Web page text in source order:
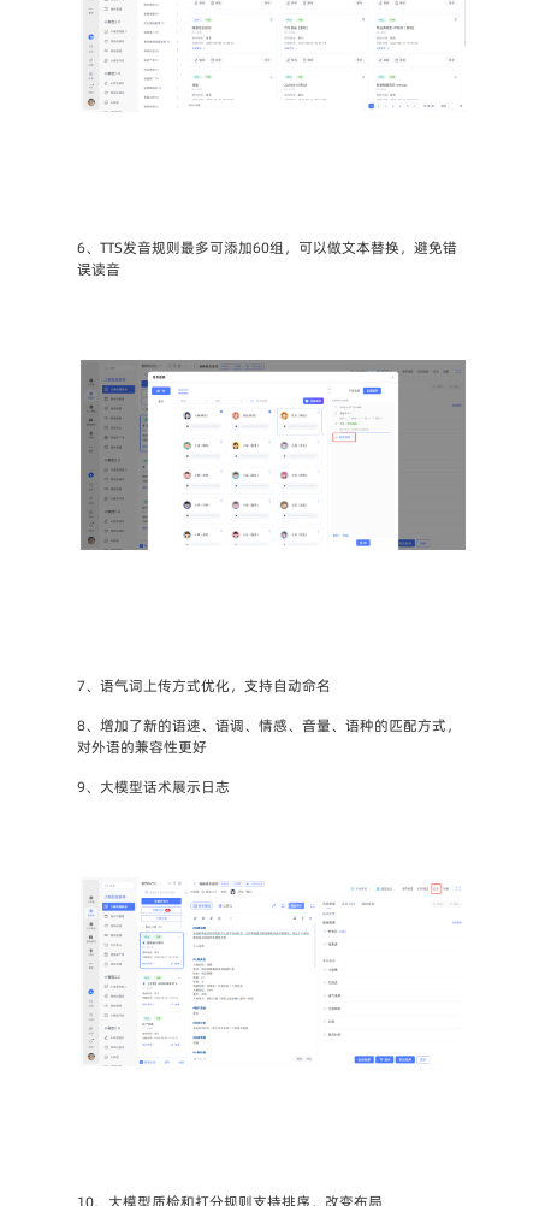
6、TTS发音规则最多可添加60组，可以做文本替换，避免错
误读音
7、语气词上传方式优化，支持自动命名
8、增加了新的语速、语调、情感、音量、语种的匹配方式，
对外语的兼容性更好
9、大模型话术展示日志